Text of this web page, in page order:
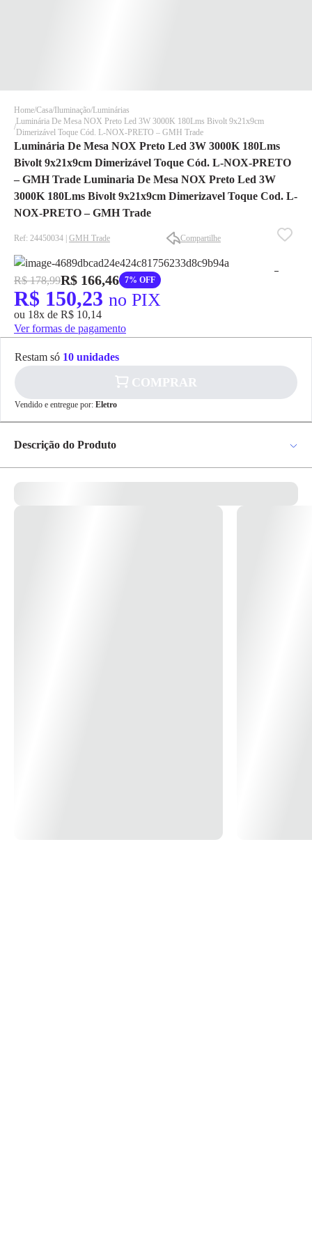
DISPONÍVEL APENAS PARA CPF
Na Eletrotrafo sua compra já vem com o imposto pago, e você
não precisa se preocupar em pagar o imposto de importação
quando seu pedido chegar, você ainda conta com a devolução
grátis em até 7 dias.
Home Casa Iluminação Luminárias
Luminária De Mesa NOX Preto Led 3W 3000K 180Lms Bivolt 9x21x9cm
Dimerizável Toque Cód. L-NOX-PRETO – GMH Trade
Luminária De Mesa NOX Preto Led 3W 3000K 180Lms
Bivolt 9x21x9cm Dimerizável Toque Cód. L-NOX-PRETO
– GMH Trade Luminaria De Mesa NOX Preto Led 3W
3000K 180Lms Bivolt 9x21x9cm Dimerizavel Toque Cod. L-
NOX-PRETO – GMH Trade
Ref: 24450034 | GMH Trade Compartilhe
R$ 178,99R$ 166,46 7% OFF
R$ 150,23 no PIX
ou 18x de R$ 10,14
Ver formas de pagamento
Pix
R$ 150,23no PIX
e um QR Code ao finalizar o processo de
Restam só 10 unidades
COMPRAR
Vendido e entregue por: Eletro
Descrição do Produto
9x21x9cm Dimerizável Toque Cód. L-NOX-PRETO – GMH Trade
Código: L-NOX-PRETO Familia: NOX Material: Alumínio e acrílico